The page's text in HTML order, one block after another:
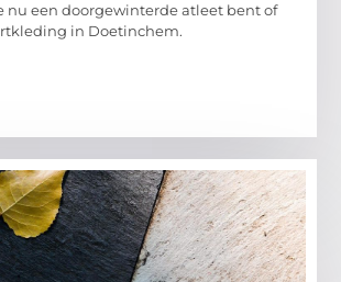
nu een doorgewinterde atleet bent of
in Doetinchem.